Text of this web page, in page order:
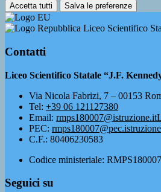
Accetta tutti Salva le preferenze
Liceo Scientifico
Contatti
Liceo Scientifico Statale “J.F.
Via Nicola Fabrizi, 7 – 00153
Tel: +39 06 121127380
Email: rmps180007@istruzione.it
PEC:
C.F.: 80406230583
Codice ministeriale: RMPS180007
Seguici su